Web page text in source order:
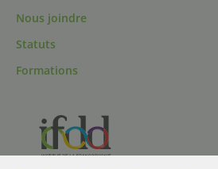
Nous joindre
Statuts
Formations